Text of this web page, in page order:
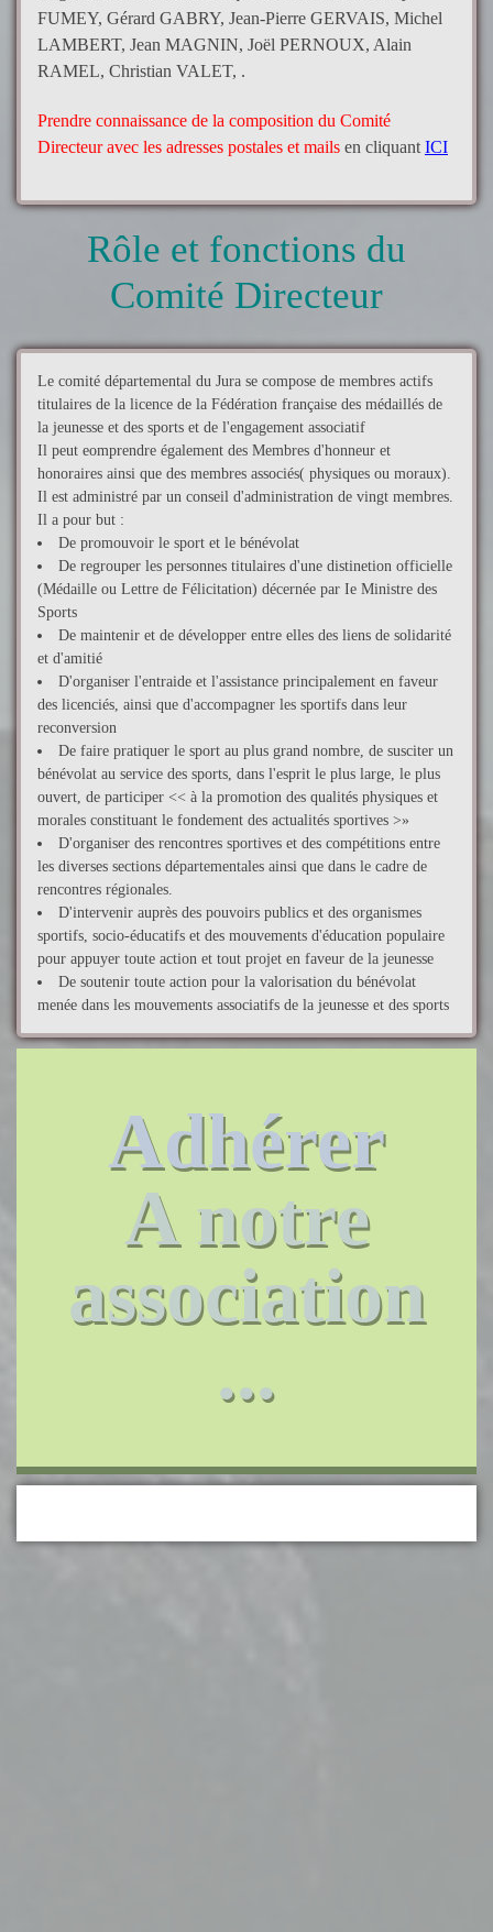
FUMEY, Gérard GABRY, Jean-Pierre GERVAIS, Michel
LAMBERT, Jean MAGNIN, Joël PERNOUX, Alain
RAMEL, Christian VALET, .
Prendre connaissance de la composition du Comité
Directeur avec les adresses postales et mails en cliquant ICI
Rôle et fonctions du
Comité Directeur
Le comité départemental du Jura se compose de membres actifs
titulaires de la licence de la Fédération française des médaillés de
la jeunesse et des sports et de l'engagement associatif
Il peut eomprendre également des Membres d'honneur et
honoraires ainsi que des membres associés( physiques ou moraux).
Il est administré par un conseil d'administration de vingt membres.
Il a pour but :
De promouvoir le sport et le bénévolat
De regrouper les personnes titulaires d'une distinetion officielle
(Médaille ou Lettre de Félicitation) décernée par Ie Ministre des
Sports
De maintenir et de développer entre elles des liens de solidarité
et d'amitié
D'organiser l'entraide et l'assistance principalement en faveur
des licenciés, ainsi que d'accompagner les sportifs dans leur
reconversion
De faire pratiquer le sport au plus grand nombre, de susciter un
bénévolat au service des sports, dans l'esprit le plus large, le plus
ouvert, de participer << à la promotion des qualités physiques et
morales constituant le fondement des actualités sportives >»
D'organiser des rencontres sportives et des compétitions entre
les diverses sections départementales ainsi que dans le cadre de
rencontres régionales.
D'intervenir auprès des pouvoirs publics et des organismes
sportifs, socio-éducatifs et des mouvements d'éducation populaire
pour appuyer toute action et tout projet en faveur de la jeunesse
De soutenir toute action pour la valorisation du bénévolat
menée dans les mouvements associatifs de la jeunesse et des sports
Adhérer
A notre
association
...